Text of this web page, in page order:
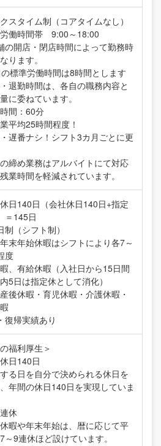
スタイム制（コアタイムなし）
労働時間帯 9:00～18:00
の開店・閉店時間によって勤務時
ります。
標準労働時間は8時間とします
退勤時間は、各自の職務内容と
に委ねています。
間：60分
平均25時間程度！
遅番ナシ！シフト3カ月ごとに更
締め業務はアルバイトにて対応
業時間を軽減されています。
日140日（会社休日140日+指定
＝145日
制（シフト制）
末年始休暇はシフトにより各7～
度
、有給休暇（入社日から15日間
5日は指定休として消化）
後休暇・育児休暇・介護休暇・
復帰実績あり
福利厚生＞
日140日
る日を自分で決められる休日を
年間の休日140日を実現していま
休
暇や年末年始は、暦に応じて平
～9連休ほど設けています。